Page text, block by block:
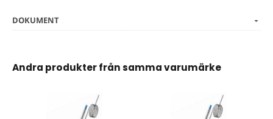
DOKUMENT
Andra produkter från samma varumärke